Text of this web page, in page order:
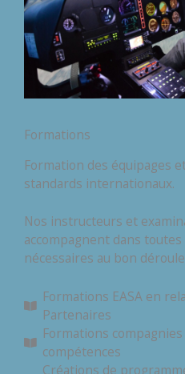
Formations
Formation des équipages
standards internationaux.
Nos instructeurs et
accompagnent dans
nécessaires au bon
Formations EASA en
Partenaires
Formations
compétences
Créations de